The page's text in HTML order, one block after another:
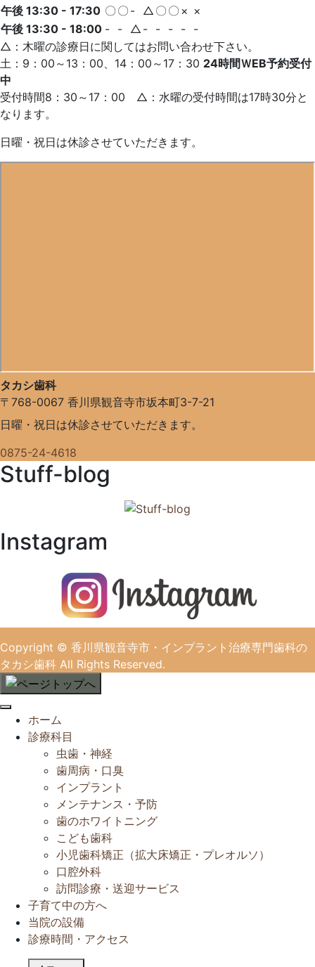
午後 13:30 - 17:30 〇 〇 - △ 〇 〇 × ×
午後 13:30 - 18:00 - - △ - - - - -
△：木曜の診療日に関してはお問い合わせ下さい。
土：9：00～13：00、14：00～17：30 24時間ＷEB予約受付
中
受付時間8：30～17：00 △：水曜の受付時間は17時30分と
なります。
日曜・祝日は休診させていただきます。
タカシ歯科
〒768-0067 香川県観音寺市坂本町3-7-21
日曜・祝日は休診させていただきます。
0875-24-4618
Stuff-blog
Instagram
Copyright © 香川県観音寺市・インプラント治療専門歯科の
タカシ歯科 All Rights Reserved.
ホーム
診療科目
虫歯・神経
歯周病・口臭
インプラント
メンテナンス・予防
歯のホワイトニング
こども歯科
小児歯科矯正（拡大床矯正・プレオルソ）
口腔外科
訪問診療・送迎サービス
子育て中の方へ
当院の設備
診療時間・アクセス